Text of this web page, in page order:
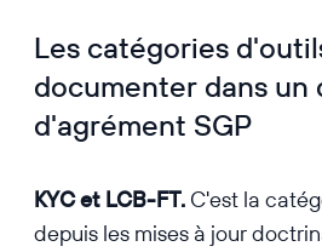
Les catégories
documenter dans un
d'agrément SGP
KYC et LCB-FT. C'est la
depuis les mises à jour